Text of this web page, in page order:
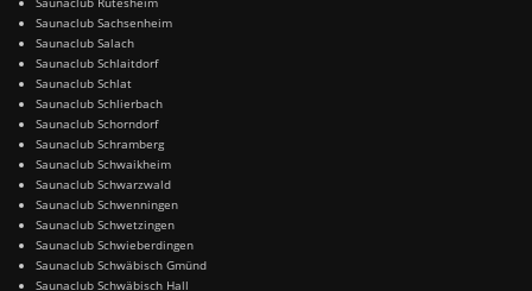
Saunaclub Sachsenheim
Saunaclub Salach
Saunaclub Schlaitdorf
Saunaclub Schlat
Saunaclub Schlierbach
Saunaclub Schorndorf
Saunaclub Schramberg
Saunaclub Schwaikheim
Saunaclub Schwarzwald
Saunaclub Schwenningen
Saunaclub Schwetzingen
Saunaclub Schwieberdingen
Saunaclub Schwäbisch Gmünd
Saunaclub Schwäbisch Hall